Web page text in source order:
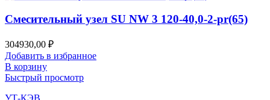
Смесительный узел SU NW 3 120-40,0-2-pr(65)
304930,00 ₽
Добавить в избранное
В корзину
Быстрый просмотр
УТ-КЭВ